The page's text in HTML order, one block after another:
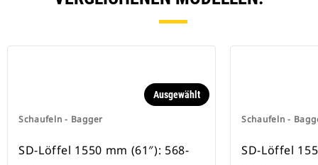
für alle Ketten- und Mobilbagger
Schaufeln - Bagger
Ausgewählt
SD-Löffel 1550 mm (61″): 568-
Schaufeln -
SD-Löffel